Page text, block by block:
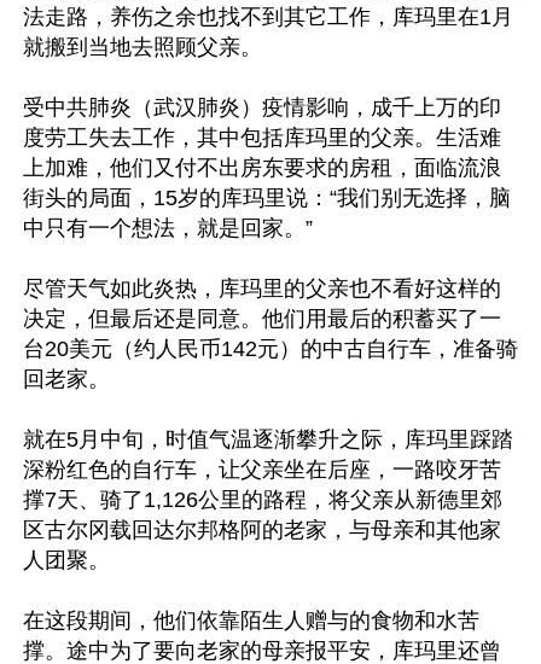
法走路，养伤之余也找不到其它工作，库玛里在1月
就搬到当地去照顾父亲。
受中共肺炎（武汉肺炎）疫情影响，成千上万的印
度劳工失去工作，其中包括库玛里的父亲。生活难
上加难，他们又付不出房东要求的房租，面临流浪
街头的局面，15岁的库玛里说：“我们别无选择，脑
中只有一个想法，就是回家。”
尽管天气如此炎热，库玛里的父亲也不看好这样的
决定，但最后还是同意。他们用最后的积蓄买了一
台20美元（约人民币142元）的中古自行车，准备骑
回老家。
就在5月中旬，时值气温逐渐攀升之际，库玛里踩踏
深粉红色的自行车，让父亲坐在后座，一路咬牙苦
撑7天、骑了1,126公里的路程，将父亲从新德里郊
区古尔冈载回达尔邦格阿的老家，与母亲和其他家
人团聚。
在这段期间，他们依靠陌生人赠与的食物和水苦
撑。途中为了要向老家的母亲报平安，库玛里还曾